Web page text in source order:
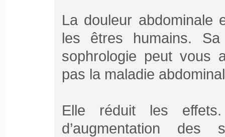
La douleur abdominale
les êtres humains.
sophrologie peut vous
pas la maladie
Elle réduit les
d’augmentation des